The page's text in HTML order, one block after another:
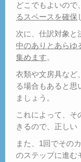
どこでもよいので、
るスペースを確保
次に、仕訳対象と
中のありとあらゆ
集めます。
衣類や文房具など
る場合もあると思
ましょう。
これによって、そ
きるので、正しい
また、1回でその
のステップに進む